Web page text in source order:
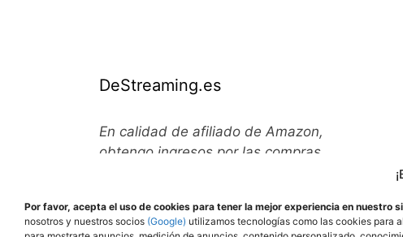
Por favor, acepta el uso de cookies para tener la mejor experiencia en nuestro
nosotros y nuestros socios (Google) utilizamos tecnologías como las cookies para
DeStreaming.es
En calidad de afiliado de Amazon,
obtengo ingresos por las compras